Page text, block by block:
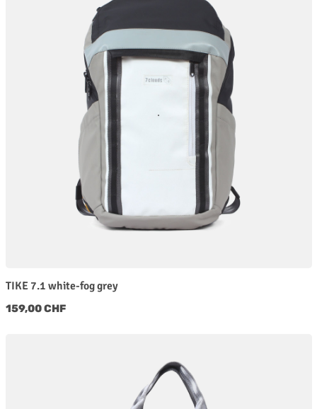
TIKE 7.1 white-fog grey
Regulärer Preis:
159,00 CHF